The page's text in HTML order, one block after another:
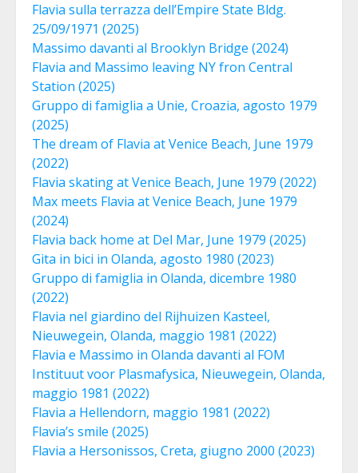
Flavia sulla terrazza dell’Empire State Bldg.
25/09/1971 (2025)
Massimo davanti al Brooklyn Bridge (2024)
Flavia and Massimo leaving NY fron Central
Station (2025)
Gruppo di famiglia a Unie, Croazia, agosto 1979
(2025)
The dream of Flavia at Venice Beach, June 1979
(2022)
Flavia skating at Venice Beach, June 1979 (2022)
Max meets Flavia at Venice Beach, June 1979
(2024)
Flavia back home at Del Mar, June 1979 (2025)
Gita in bici in Olanda, agosto 1980 (2023)
Gruppo di famiglia in Olanda, dicembre 1980
(2022)
Flavia nel giardino del Rijhuizen Kasteel,
Nieuwegein, Olanda, maggio 1981 (2022)
Flavia e Massimo in Olanda davanti al FOM
Instituut voor Plasmafysica, Nieuwegein, Olanda,
maggio 1981 (2022)
Flavia a Hellendorn, maggio 1981 (2022)
Flavia’s smile (2025)
Flavia a Hersonissos, Creta, giugno 2000 (2023)